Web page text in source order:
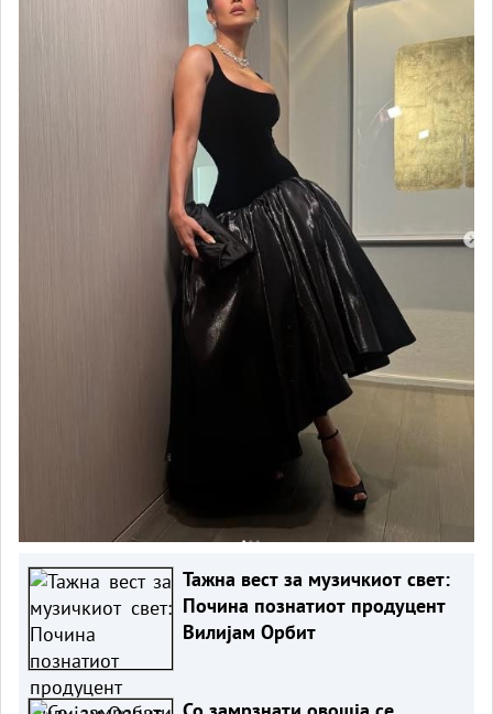
Тажна вест за музичкиот свет:
Почина познатиот продуцент
Вилијам Орбит